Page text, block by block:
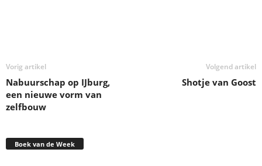
Vorig artikel
Nabuurschap op IJburg,
een nieuwe vorm van
zelfbouw
Volgend artikel
Shotje van Goost
Boek van de Week